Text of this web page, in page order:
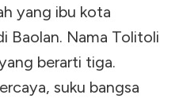
yang ibu kota
Baolan. Nama Tolitoli
berarti tiga.
suku bangsa